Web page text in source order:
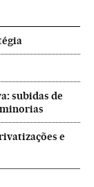
subidas de
e